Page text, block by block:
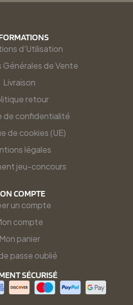
d'Utilisation
Générales de Vente
Livraison
retour
de confidentialité
de cookies (UE)
légales
jeu-concours
COMPTE
un compte
compte
Mon panier
passe oublié
SÉCURISÉ